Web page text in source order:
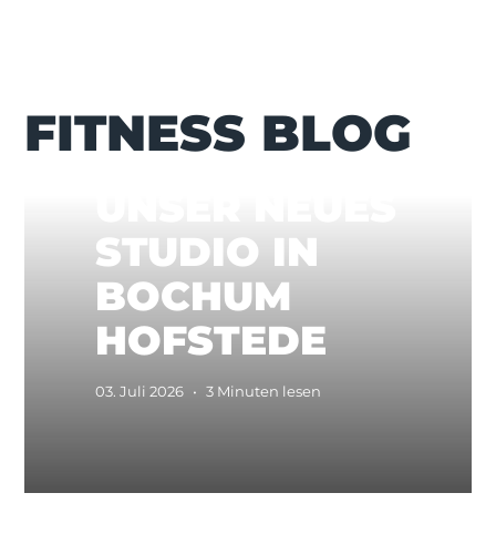
FITNESS BLOG
ENTDECKE
STUDIO IN
BOCHUM
HOFSTEDE
03. Juli 2026 • 3 Minuten lesen